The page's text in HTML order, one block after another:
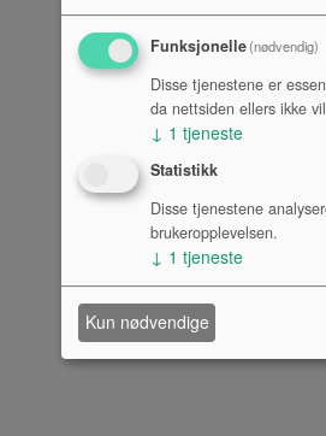
Funksjonelle(nødvendig)
Disse tjenestene er
da nettsiden ellers ikke
↓ 1 tjeneste
Statistikk
Disse tjenestene
brukeropplevelsen.
↓ 1 tjeneste
Kun nødvendige